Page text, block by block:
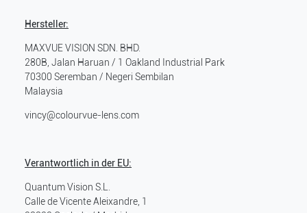
Hersteller:
MAXVUE VISION SDN. BHD.
280B, Jalan Haruan / 1 Oakland Industrial Park
70300 Seremban / Negeri Sembilan
Malaysia
vincy@colourvue-lens.com
Verantwortlich in der EU:
Quantum Vision S.L.
Calle de Vicente Aleixandre, 1